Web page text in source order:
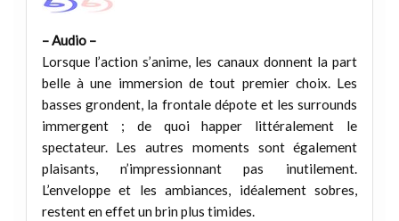
– Audio –
Lorsque l’action s’anime, les canaux donnent la part
belle à une immersion de tout premier choix. Les
basses grondent, la frontale dépote et les surrounds
immergent ; de quoi happer littéralement le
spectateur. Les autres moments sont également
plaisants, n’impressionnant pas inutilement.
L’enveloppe et les ambiances, idéalement sobres,
restent en effet un brin plus timides.